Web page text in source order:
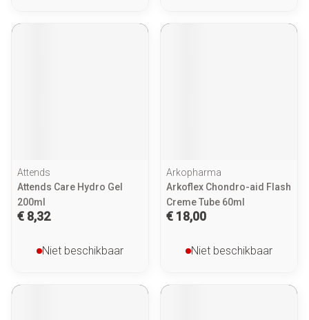
Attends
Attends Care Hydro Gel
200ml
€ 8,32
Niet beschikbaar
Arkopharma
Arkoflex Chondro-aid Flash
Creme Tube 60ml
€ 18,00
Niet beschikbaar